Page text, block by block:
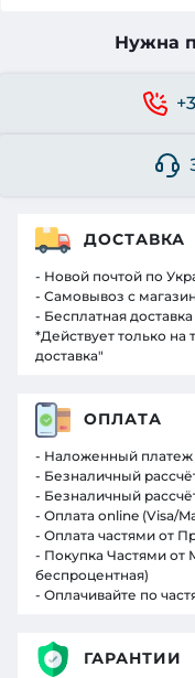
Нужна
ДОСТАВКА
- Новой почтой по
- Самовывоз с
- Бесплатная
*Действует только на
доставка"
ОПЛАТА
- Наложенный платеж
- Безналичный
- Безналичный
- Оплата online (Visa/
- Оплата частями от
- Покупка Частями от
беспроцентная)
- Оплачивайте по
ГАРАНТИИ